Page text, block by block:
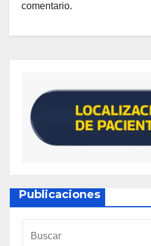
comentario.
Publicaciones